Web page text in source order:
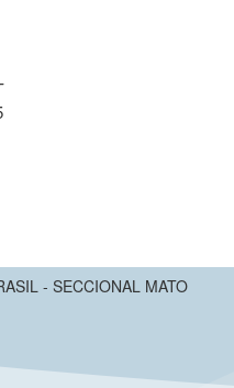
- SECCIONAL MATO